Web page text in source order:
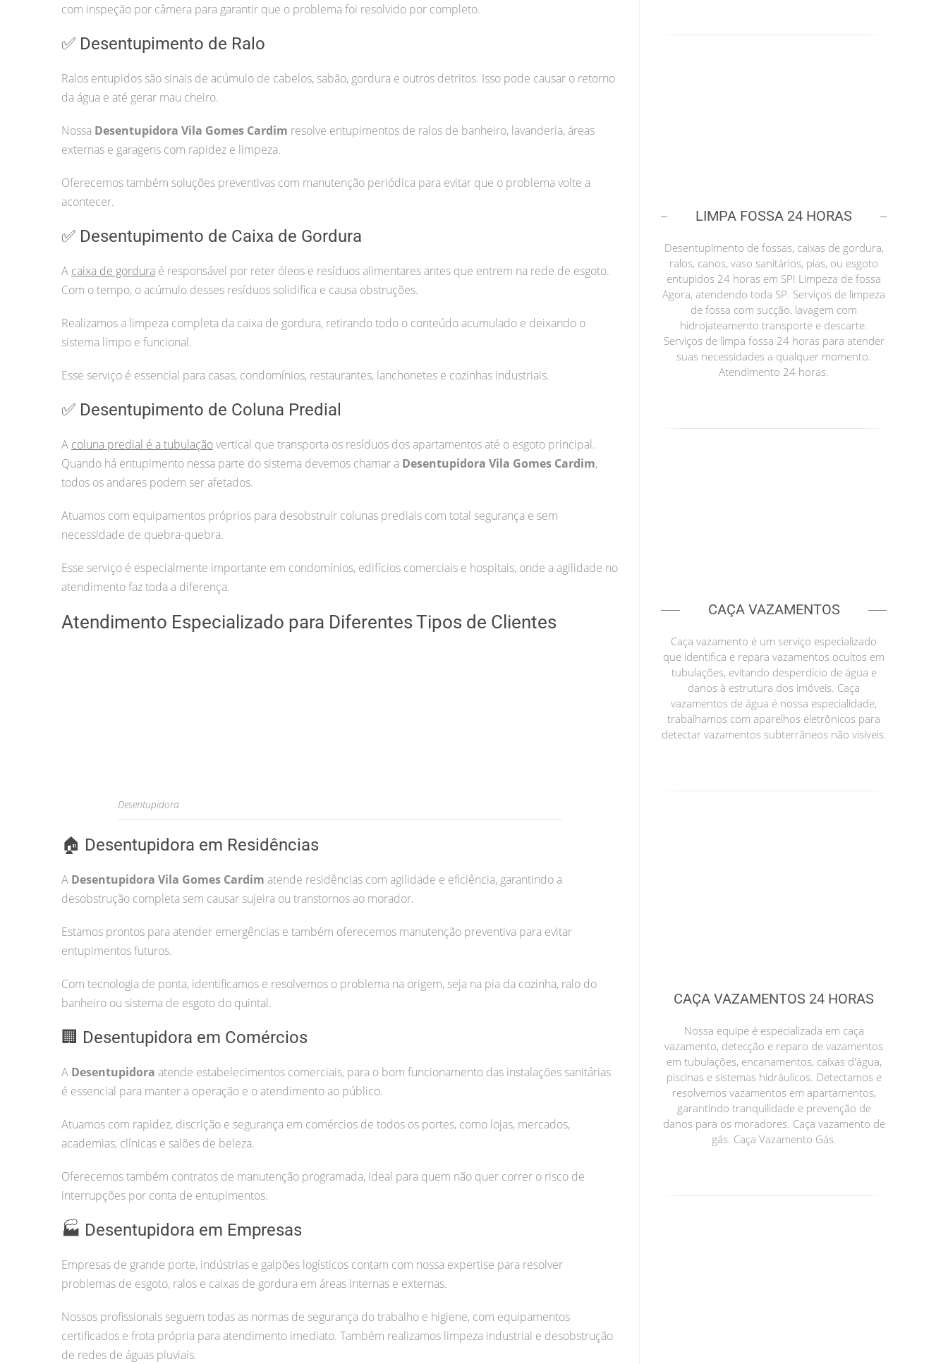
com inspeção por câmera para garantir que o problema foi resolvido por completo.
✅ Desentupimento de Ralo
Ralos entupidos são sinais de acúmulo de cabelos, sabão, gordura e outros detritos. Isso pode causar o retorno
da água e até gerar mau cheiro.
Nossa Desentupidora Vila Gomes Cardim resolve entupimentos de ralos de banheiro, lavanderia, áreas
externas e garagens com rapidez e limpeza.
Oferecemos também soluções preventivas com manutenção periódica para evitar que o problema volte a
acontecer.
✅ Desentupimento de Caixa de Gordura
A caixa de gordura é responsável por reter óleos e resíduos alimentares antes que entrem na rede de esgoto.
Com o tempo, o acúmulo desses resíduos solidifica e causa obstruções.
Realizamos a limpeza completa da caixa de gordura, retirando todo o conteúdo acumulado e deixando o
sistema limpo e funcional.
Esse serviço é essencial para casas, condomínios, restaurantes, lanchonetes e cozinhas industriais.
✅ Desentupimento de Coluna Predial
A coluna predial é a tubulaçãovertical que transporta os resíduos dos apartamentos até o esgoto principal.
Quando há entupimento nessa parte do sistema devemos chamar a Desentupidora Vila Gomes Cardim,
todos os andares podem ser afetados.
Atuamos com equipamentos próprios para desobstruir colunas prediais com total segurança e sem
necessidade de quebra-quebra.
Esse serviço é especialmente importante em condomínios, edifícios comerciais e hospitais, onde a agilidade no
atendimento faz toda a diferença.
Atendimento Especializado para Diferentes Tipos de Clientes
Desentupidora
🏠 Desentupidora em Residências
A Desentupidora Vila Gomes Cardim atende residências com agilidade e eficiência, garantindo a
desobstrução completa sem causar sujeira ou transtornos ao morador.
Estamos prontos para atender emergências e também oferecemos manutenção preventiva para evitar
entupimentos futuros.
Com tecnologia de ponta, identificamos e resolvemos o problema na origem, seja na pia da cozinha, ralo do
banheiro ou sistema de esgoto do quintal.
🏢 Desentupidora em Comércios
A Desentupidora atende estabelecimentos comerciais, para o bom funcionamento das instalações sanitárias
é essencial para manter a operação e o atendimento ao público.
Atuamos com rapidez, discrição e segurança em comércios de todos os portes, como lojas, mercados,
academias, clínicas e salões de beleza.
Oferecemos também contratos de manutenção programada, ideal para quem não quer correr o risco de
interrupções por conta de entupimentos.
🏭 Desentupidora em Empresas
Empresas de grande porte, indústrias e galpões logísticos contam com nossa expertise para resolver
problemas de esgoto, ralos e caixas de gordura em áreas internas e externas.
Nossos profissionais seguem todas as normas de segurança do trabalho e higiene, com equipamentos
certificados e frota própria para atendimento imediato. Também realizamos limpeza industrial e desobstrução
de redes de águas pluviais.
LIMPA FOSSA 24 HORAS
Desentupimento de fossas, caixas de gordura,
ralos, canos, vaso sanitários, pias, ou esgoto
entupidos 24 horas em SP! Limpeza de fossa
Agora, atendendo toda SP. Serviços de limpeza
de fossa com sucção, lavagem com
hidrojateamento transporte e descarte.
Serviços de limpa fossa 24 horas para atender
suas necessidades a qualquer momento.
Atendimento 24 horas.
CAÇA VAZAMENTOS
Caça vazamento é um serviço especializado
que identifica e repara vazamentos ocultos em
tubulações, evitando desperdício de água e
danos à estrutura dos imóveis. Caça
vazamentos de água é nossa especialidade,
trabalhamos com aparelhos eletrônicos para
detectar vazamentos subterrâneos não visíveis.
CAÇA VAZAMENTOS 24 HORAS
Nossa equipe é especializada em caça
vazamento, detecção e reparo de vazamentos
em tubulações, encanamentos, caixas d'água,
piscinas e sistemas hidráulicos. Detectamos e
resolvemos vazamentos em apartamentos,
garantindo tranquilidade e prevenção de
danos para os moradores. Caça vazamento de
gás. Caça Vazamento Gás.